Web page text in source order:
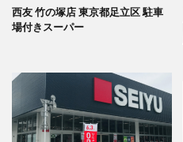
西友 竹の塚店 東京都足立区 駐車
場付きスーパー